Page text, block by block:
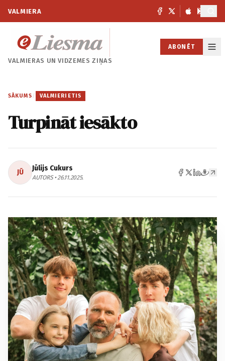
VALMIERA
VALMIERAS UNVIDZEMES ZIŅAS
ABONĒT
SĀKUMS / VALMIERIETIS
Turpināt iesākto
JŪ Jūlijs Cukurs
AUTORS • 26.11.2025.